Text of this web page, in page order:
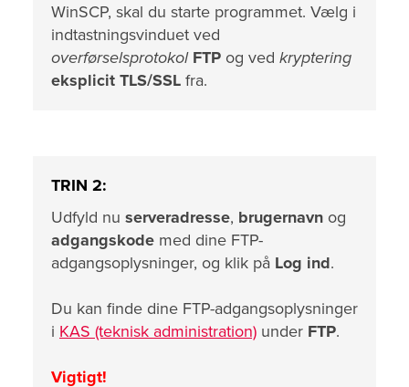
WinSCP, skal du starte programmet. Vælg i
indtastningsvinduet ved
overførselsprotokol FTP og ved kryptering
eksplicit TLS/SSL fra.
TRIN 2:
Udfyld nu serveradresse, brugernavn og
adgangskode med dine FTP-
adgangsoplysninger, og klik på Log ind.
Du kan finde dine FTP-adgangsoplysninger
i KAS (teknisk administration) under FTP.
Vigtigt!